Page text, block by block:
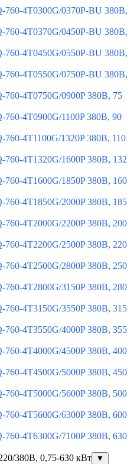
760-4T0300G/0370P-BU 380В,
760-4T0370G/0450P-BU 380В,
760-4T0450G/0550P-BU 380В,
760-4T0550G/0750P-BU 380В,
760-4T0750G/0900P 380В, 75
760-4T0900G/1100P 380В, 90
760-4T1100G/1320P 380В, 110
760-4T1320G/1600P 380В, 132
760-4T1600G/1850P 380В, 160
760-4T1850G/2000P 380В, 185
760-4T2000G/2200P 380В, 200
760-4T2200G/2500P 380В, 220
760-4T2500G/2800P 380В, 250
760-4T2800G/3150P 380В, 280
760-4T3150G/3550P 380В, 315
760-4T3550G/4000P 380В, 355
760-4T4000G/4500P 380В, 400
760-4T4500G/5000P 380В, 450
760-4T5000G/5600P 380В, 500
760-4T5600G/6300P 380В, 600
760-4T6300G/7100P 380В, 630
380В, 0,75-630 кВт
▼